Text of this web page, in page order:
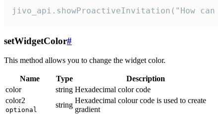
jivo_api.showProactiveInvitation("How
setWidgetColor#
This method allows you to change the widget color.
Name Type
Description
color
string Hexadecimal color code
color2
optional
string
Hexadecimal colour code is used to create
gradient